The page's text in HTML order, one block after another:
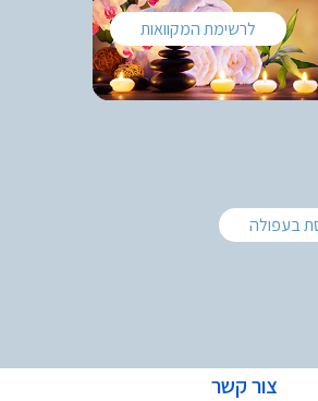
לרשימת המקוואות
בעפולה
צור קשר